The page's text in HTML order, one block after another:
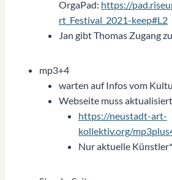
OrgaPad: https://
rt_Festival_2021-keep#L2
Jan gibt Thomas Zugang
mp3+4
warten auf Infos vom
Webseite muss
https://neustadt-art-
kollektiv.org/
Nur aktuelle